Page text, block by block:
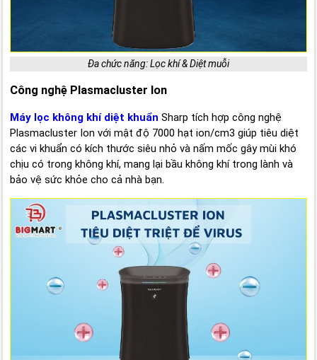
Đa chức năng: Lọc khí & Diệt muỗi
Công nghệ Plasmacluster Ion
Máy lọc không khí diệt khuẩn Sharp tích hợp công nghệ
Plasmacluster Ion với mật độ 7000 hạt ion/cm3 giúp tiêu diệt
các vi khuẩn có kích thước siêu nhỏ và nấm mốc gây mùi khó
chịu có trong không khí, mang lại bầu không khí trong lành và
bảo vệ sức khỏe cho cả nhà bạn.